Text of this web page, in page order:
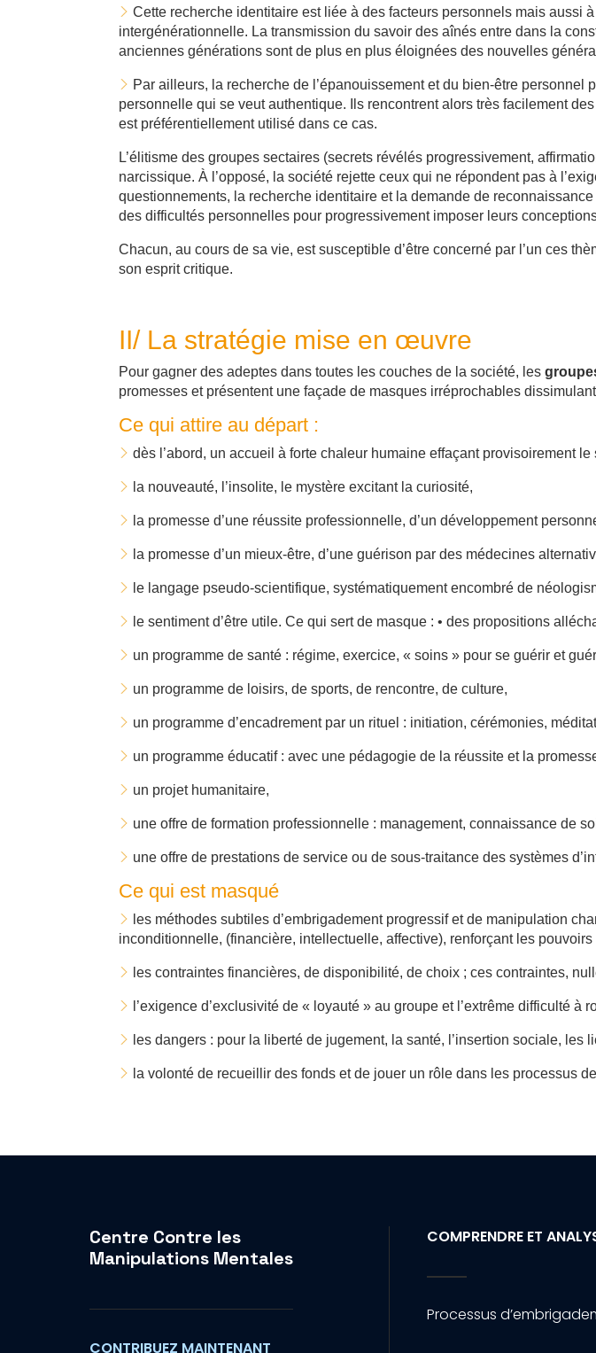
Cette recherche identitaire est liée à des facteurs personnels mais aussi
intergénérationnelle. La transmission du savoir des aînés entre dans la
anciennes générations sont de plus en plus éloignées des nouvelles
Par ailleurs, la recherche de l’épanouissement et du bien-être
personnelle qui se veut authentique. Ils rencontrent alors très facilement
est préférentiellement utilisé dans ce cas.
L’élitisme des groupes sectaires (secrets révélés progressivement,
narcissique. À l’opposé, la société rejette ceux qui ne répondent pas à
questionnements, la recherche identitaire et la demande de
des difficultés personnelles pour progressivement imposer leurs
Chacun, au cours de sa vie, est susceptible d’être concerné par l’un ces
son esprit critique.
II/ La stratégie mise en œuvre
Pour gagner des adeptes dans toutes les couches de la société, les
promesses et présentent une façade de masques irréprochables
Ce qui attire au départ :
dès l’abord, un accueil à forte chaleur humaine effaçant provisoirement
la nouveauté, l’insolite, le mystère excitant la curiosité,
la promesse d’une réussite professionnelle, d’un développement
la promesse d’un mieux-être, d’une guérison par des médecines
le langage pseudo-scientifique, systématiquement encombré de
le sentiment d’être utile. Ce qui sert de masque : • des propositions
un programme de santé : régime, exercice, « soins » pour se guérir et
un programme de loisirs, de sports, de rencontre, de culture,
un programme d’encadrement par un rituel : initiation, cérémonies,
un programme éducatif : avec une pédagogie de la réussite et la
un projet humanitaire,
une offre de formation professionnelle : management, connaissance de
une offre de prestations de service ou de sous-traitance des systèmes
Ce qui est masqué
les méthodes subtiles d’embrigadement progressif et de manipulation
inconditionnelle, (financière, intellectuelle, affective), renforçant les
les contraintes financières, de disponibilité, de choix ; ces contraintes,
l’exigence d’exclusivité de « loyauté » au groupe et l’extrême difficulté à
les dangers : pour la liberté de jugement, la santé, l’insertion sociale, les
la volonté de recueillir des fonds et de jouer un rôle dans les processus
Centre Contre les
Manipulations Mentales
CONTRIBUEZ MAINTENANT
COMPRENDRE ET
Processus